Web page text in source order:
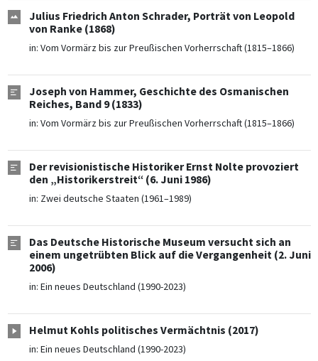
Julius Friedrich Anton Schrader, Porträt von Leopold
von Ranke (1868)
in: Vom Vormärz bis zur Preußischen Vorherrschaft (1815–1866)
Joseph von Hammer, Geschichte des Osmanischen
Reiches, Band 9 (1833)
in: Vom Vormärz bis zur Preußischen Vorherrschaft (1815–1866)
Der revisionistische Historiker Ernst Nolte provoziert
den „Historikerstreit“ (6. Juni 1986)
in: Zwei deutsche Staaten (1961–1989)
Das Deutsche Historische Museum versucht sich an
einem ungetrübten Blick auf die Vergangenheit (2. Juni
2006)
in: Ein neues Deutschland (1990-2023)
Helmut Kohls politisches Vermächtnis (2017)
in: Ein neues Deutschland (1990-2023)